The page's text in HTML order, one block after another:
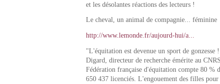
et les désolantes réactions des lecteurs !
Le cheval, un animal de compagnie... féminine
http://www.lemonde.fr/aujourd-hui/a...
"L'équitation est devenue un sport de gonzesse
Digard, directeur de recherche émérite au
Fédération française d'équitation compte 80 %
650 437 licenciés. L'engouement des filles pour